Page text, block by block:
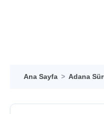
Ana Sayfa Adana